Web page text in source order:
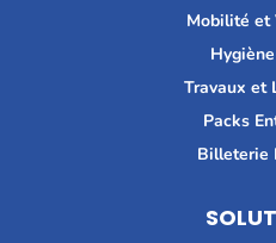
Mobilité et
Travaux et
Packs
Billeterie